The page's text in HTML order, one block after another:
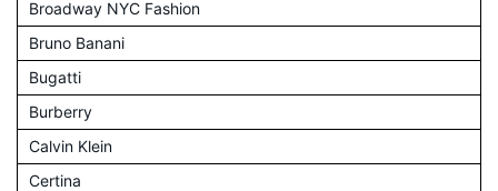
Broadway NYC Fashion
Bruno Banani
Bugatti
Burberry
Calvin Klein
Certina